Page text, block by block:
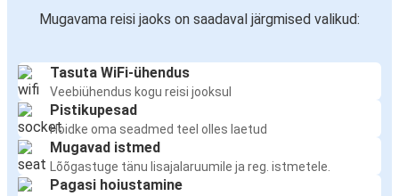
Mugavama reisi jaoks on saadaval järgmised valikud:
Tasuta WiFi-ühendus
Veebiühendus kogu reisi jooksul
Pistikupesad
Hoidke oma seadmed teel olles laetud
Mugavad istmed
Lõõgastuge tänu lisajalaruumile ja reg. istmetele.
Pagasi hoiustamine